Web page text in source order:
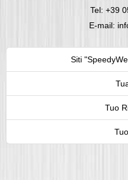
Tel: +39
E-mail:
Siti
Tuo